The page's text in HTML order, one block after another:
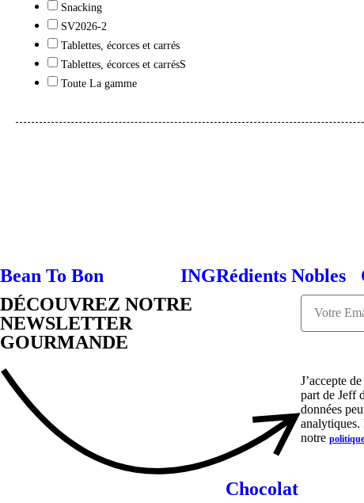
Snacking
SV2026-2
Tablettes, écorces et carrés
Tablettes, écorces et carrésS
Toute La gamme
Bean To Bon INGRédients Nobles
DÉCOUVREZ NOTRE
NEWSLETTER
GOURMANDE
J’accepte
part de Jeff
données
analytiques.
notre
Chocolat